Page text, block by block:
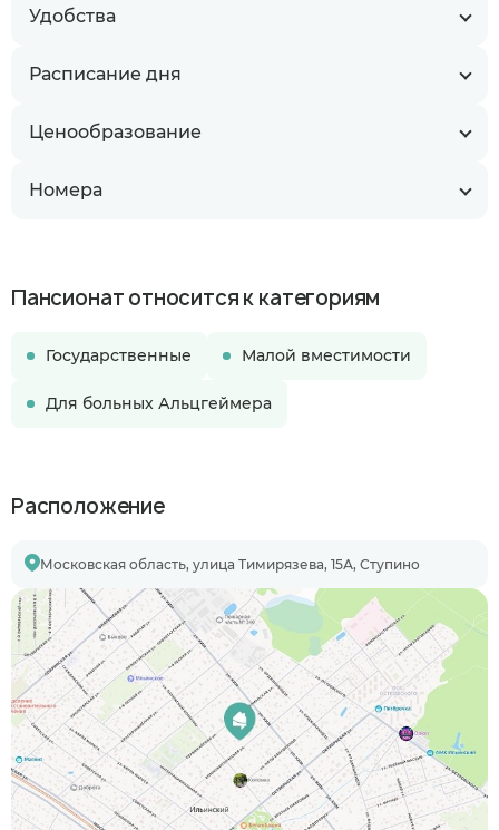
Удобства
Расписание дня
Ценообразование
Номера
Пансионат относится к категориям
Государственные Малой вместимости
Для больных Альцгеймера
Расположение
Московская область, улица Тимирязева, 15А, Ступино